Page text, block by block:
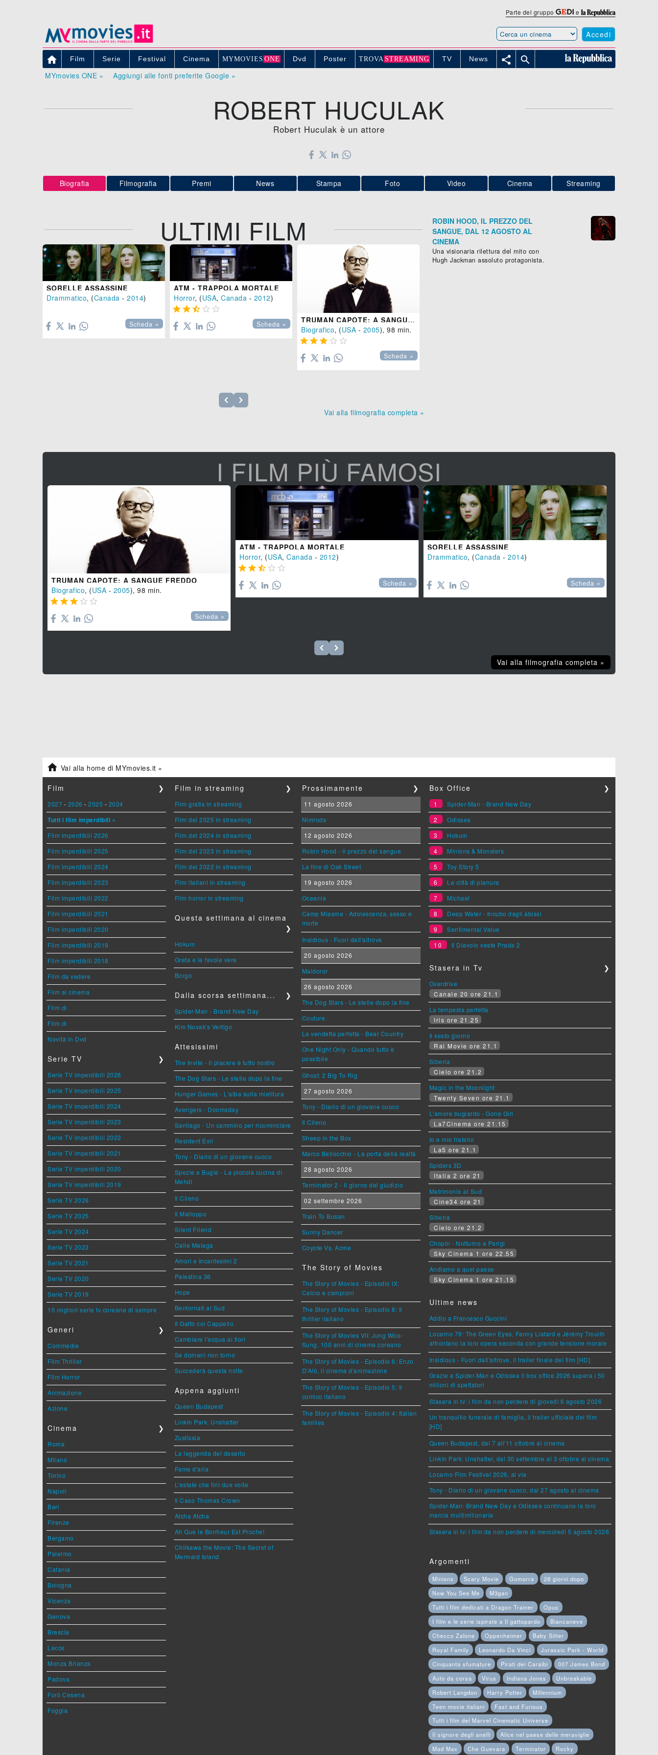
Parte del gruppo e
Accedi
 Film Serie Festival Cinema MYMOVIE S ONE Dvd Poster TROVA STREAMING TV News  
MYmovies ONE » Aggiungi alle fonti preferite Google »
ROBERT HUCULAK
Robert Huculak è un attore
Biografia Filmografia Premi News Stampa Foto Video Cinema Streaming
ULTIMI FILM
SORELLE ASSASSINE
Drammatico, (Canada - 2014)
Scheda »
ATM - TRAPPOLA MORTALE
Horror, (USA, Canada - 2012)
    
Scheda »
TRUMAN CAPOTE: A SANGUE FREDDO
Biografico, (USA - 2005), 98 min.
    
Scheda »
Vai alla filmografia completa »
ROBIN HOOD, IL PREZZO DEL
SANGUE, DAL 12 AGOSTO AL
CINEMA
Una visionaria rilettura del mito con
Hugh Jackman assoluto protagonista.
I FILM PIÙ FAMOSI
TRUMAN CAPOTE: A SANGUE FREDDO
Biografico, (USA - 2005), 98 min.
    
Scheda »
ATM - TRAPPOLA MORTALE
Horror, (USA, Canada - 2012)
    
Scheda »
SORELLE ASSASSINE
Drammatico, (Canada - 2014)
Scheda »
Vai alla filmografia completa »
 Vai alla home di MYmovies.it »
Film ❯
2027 - 2026 - 2025 - 2024
Tutti i film imperdibili »
Film imperdibili 2026
Film imperdibili 2025
Film imperdibili 2024
Film imperdibili 2023
Film imperdibili 2022
Film imperdibili 2021
Film imperdibili 2020
Film imperdibili 2019
Film imperdibili 2018
Film da vedere
Film al cinema
Film di
Film di
Novità in Dvd
Serie TV ❯
Serie TV imperdibili 2026
Serie TV imperdibili 2025
Serie TV imperdibili 2024
Serie TV imperdibili 2023
Serie TV imperdibili 2022
Serie TV imperdibili 2021
Serie TV imperdibili 2020
Serie TV imperdibili 2019
Serie TV 2026
Serie TV 2025
Serie TV 2024
Serie TV 2023
Serie TV 2021
Serie TV 2020
Serie TV 2019
10 migliori serie tv coreane di sempre
Generi ❯
Commedie
Film Thriller
Film Horror
Animazione
Azione
Cinema ❯
Roma
Milano
Torino
Napoli
Bari
Firenze
Bergamo
Palermo
Catania
Bologna
Vicenza
Genova
Brescia
Lecce
Monza Brianza
Padova
Forlì Cesena
Foggia
Film in streaming ❯
Film gratis in streaming
Film del 2025 in streaming
Film del 2024 in streaming
Film del 2023 in streaming
Film del 2022 in streaming
Film italiani in streaming
Film horror in streaming
Questa settimana al cinema
❯
Hokum
Greta e le favole vere
Borgo
Dalla scorsa settimana... ❯
Spider-Man - Brand New Day
Kim Novak's Vertigo
Attesissimi
The Invite - Il piacere è tutto nostro
The Dog Stars - Le stelle dopo la fine
Hunger Games - L'alba sulla mietitura
Avengers - Doomsday
Santiago - Un cammino per ricominciare
Resident Evil
Tony - Diario di un giovane cuoco
Spezie e Bugie - La piccola cucina di
Mehdi
Il Cileno
Il Malloppo
Silent Friend
Calle Malaga
Amori e Incantesimi 2
Palestina 36
Hope
Bentornati al Sud
Il Gatto col Cappello
Cambiare l'acqua ai fiori
Se domani non torno
Succederà questa notte
Appena aggiunti
Queen Budapest
Linkin Park: Unshatter
Zustissia
La leggenda del deserto
Fame d'aria
L'estate che finì due volte
Il Caso Thomas Crown
Atcha Atcha
Ah Que le Bonheur Est Proche!
Chiikawa the Movie: The Secret of
Mermaid Island
Prossimamente ❯
11 agosto 2026
Nimrods
12 agosto 2026
Robin Hood - Il prezzo del sangue
La fine di Oak Street
19 agosto 2026
Oceania
Camp Miasma - Adolescenza, sesso e
morte
Insidious - Fuori dall'altrove
20 agosto 2026
Maldoror
26 agosto 2026
The Dog Stars - Le stelle dopo la fine
Couture
La vendetta perfetta - Bear Country
One Night Only - Quando tutto è
possibile
Ghost: 2 Big To Rig
27 agosto 2026
Tony - Diario di un giovane cuoco
Il Cileno
Sheep in the Box
Marco Bellocchio - La porta della realtà
28 agosto 2026
Terminator 2 - Il giorno del giudizio
02 settembre 2026
Train To Busan
Sunny Dancer
Coyote Vs. Acme
The Story of Movies
The Story of Movies - Episodio IX:
Calcio e campioni
The Story of Movies - Episodio 8: Il
thriller italiano
The Story of Movies VII: Jung Woo-
Sung, 100 anni di cinema coreano
The Story of Movies - Episodio 6: Enzo
D'Alò, il cinema d'animazione
The Story of Movies - Episodio 5: Il
comico italiano
The Story of Movies - Episodio 4: Italian
families
Box Office ❯
1
Spider-Man - Brand New Day
2
Odissea
3
Hokum
4
Minions & Monsters
5
Toy Story 5
6
Le città di pianura
7
Michael
8
Deep Water - Incubo dagli abissi
9
Sentimental Value
10
Il Diavolo veste Prada 2
Stasera in Tv ❯
Overdrive
Canale 20 ore 21.1
La tempesta perfetta
Iris ore 21.25
Il sesto giorno
Rai Movie ore 21.1
Siberia
Cielo ore 21.2
Magic in the Moonlight
Twenty Seven ore 21.1
L'amore bugiardo - Gone Girl
La7Cinema ore 21.15
Io e mio fratello
La5 ore 21.1
Spiders 3D
Italia 2 ore 21
Matrimonio al Sud
Cine34 ore 21
Siberia
Cielo ore 21.2
Chopin - Notturno a Parigi
Sky Cinema 1 ore 22.55
Andiamo a quel paese
Sky Cinema 1 ore 21.15
Ultime news
Addio a Francesco Guccini
Locarno 79: The Green Eyes, Fanny Liatard e Jérémy Trouilh
affrontano la loro opera seconda con grande tensione morale
Insidious - Fuori dall'altrove, il trailer finale del film [HD]
Grazie a Spider-Man e Odissea il box office 2026 supera i 50
milioni di spettatori
Stasera in tv: i film da non perdere di giovedì 6 agosto 2026
Un tranquillo funerale di famiglia, il trailer ufficiale del film
[HD]
Queen Budapest, dal 7 all'11 ottobre al cinema
Linkin Park: Unshatter, dal 30 settembre al 3 ottobre al cinema
Locarno Film Festival 2026, al via
Tony - Diario di un giovane cuoco, dal 27 agosto al cinema
Spider-Man: Brand New Day e Odissea continuano la loro
marcia multimilionaria
Stasera in tv: i film da non perdere di mercoledì 5 agosto 2026
Argomenti
Minions Scary Movie Gomorra
28 giorni dopo
Now You See Me
M3gan
Tutti i film dedicati a Dragon Trainer
Opus
I film e le serie ispirate a Il gattopardo
Biancaneve
Checco Zalone
Oppenheimer
Baby Sitter
Royal Family
Leonardo Da Vinci
Jurassic Park - World
Cinquanta sfumature
Pirati dei Caraibi
007 James Bond
Auto da corsa
Virus Indiana Jones
Unbreakable
Robert Langdon
Harry Potter
Millennium
Teen movie italiani
Fast and Furious
Tutti i film del Marvel Cinematic Universe
Il signore degli anelli
Alice nel paese delle meraviglie
Mad Max
Che Guevara Terminator Rocky